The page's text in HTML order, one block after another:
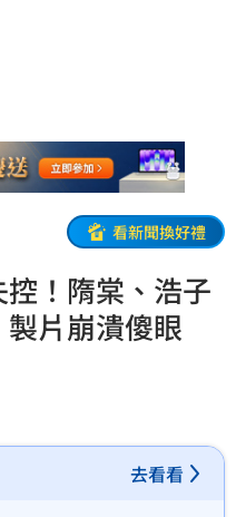
看新聞換好禮
控！隋棠、浩子
片崩潰傻眼
去看看